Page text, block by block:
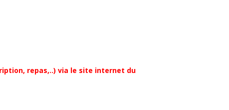
repas,..) via le site internet du